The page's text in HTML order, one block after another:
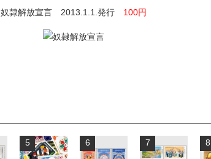
奴隷解放宣言 2013.1.1.発行 100円
5 6 7 8